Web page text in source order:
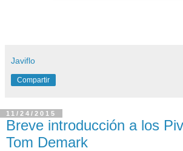
Javiflo
Compartir
11/24/2015
Breve introducción a los
Tom Demark